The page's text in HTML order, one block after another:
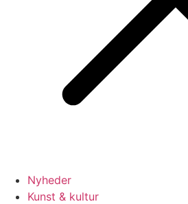
Nyheder
Kunst & kultur